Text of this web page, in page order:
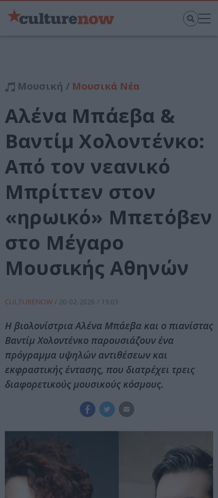
Μουσική / Μουσικά Νέα
Αλένα Μπάεβα &
Βαντίμ Χολοντένκο:
Από τον νεανικό
Μπρίττεν στον
«ηρωικό» Μπετόβεν
στο Μέγαρο
Μουσικής Αθηνών
CULTURENOW / 20-02-2026 / 19:03
Η βιολονίστρια Αλένα Μπάεβα και ο πιανίστας
Βαντίμ Χολοντένκο παρουσιάζουν ένα
πρόγραμμα υψηλών αντιθέσεων και
εκφραστικής έντασης, που διατρέχει τρεις
διαφορετικούς μουσικούς κόσμους.